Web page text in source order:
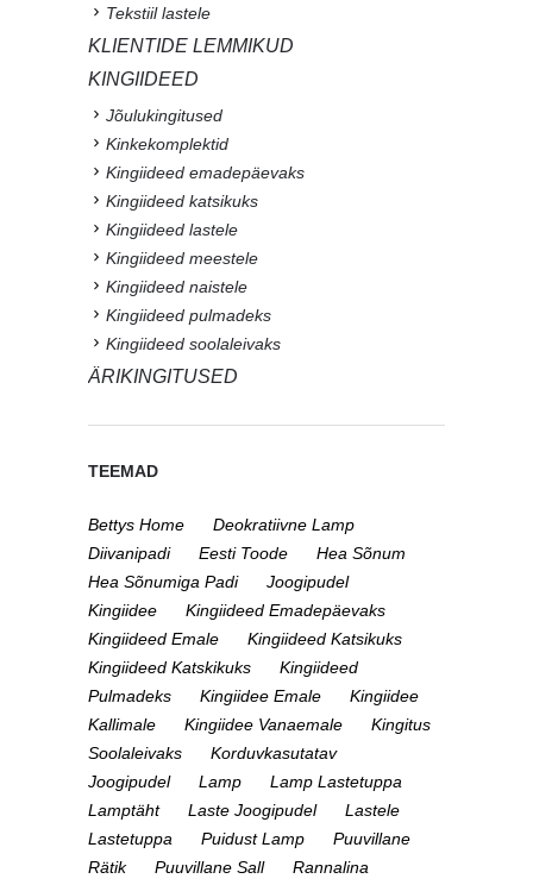
Tekstiil lastele
KLIENTIDE LEMMIKUD
KINGIIDEED
Jõulukingitused
Kinkekomplektid
Kingiideed emadepäevaks
Kingiideed katsikuks
Kingiideed lastele
Kingiideed meestele
Kingiideed naistele
Kingiideed pulmadeks
Kingiideed soolaleivaks
ÄRIKINGITUSED
TEEMAD
Bettys Home
Deokratiivne Lamp
Diivanipadi
Eesti Toode
Hea Sõnum
Hea Sõnumiga Padi
Joogipudel
Kingiidee
Kingiideed Emadepäevaks
Kingiideed Emale
Kingiideed Katsikuks
Kingiideed Katskikuks
Kingiideed
Pulmadeks
Kingiidee Emale
Kingiidee
Kallimale
Kingiidee Vanaemale
Kingitus
Soolaleivaks
Korduvkasutatav
Joogipudel
Lamp
Lamp Lastetuppa
Lamptäht
Laste Joogipudel
Lastele
Lastetuppa
Puidust Lamp
Puuvillane
Rätik
Puuvillane Sall
Rannalina